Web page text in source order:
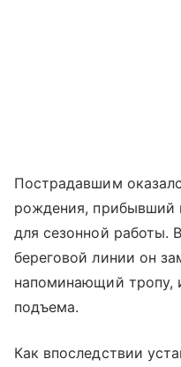
Пострадавшим
рождения, прибывший
для сезонной работы.
береговой линии он
напоминающий тропу,
подъема.
Как впоследствии